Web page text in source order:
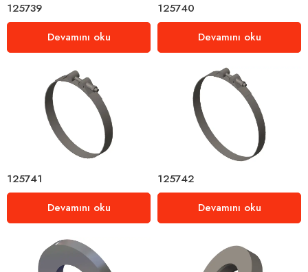
125739
Devamını oku
125740
Devamını oku
125741
Devamını oku
125742
Devamını oku